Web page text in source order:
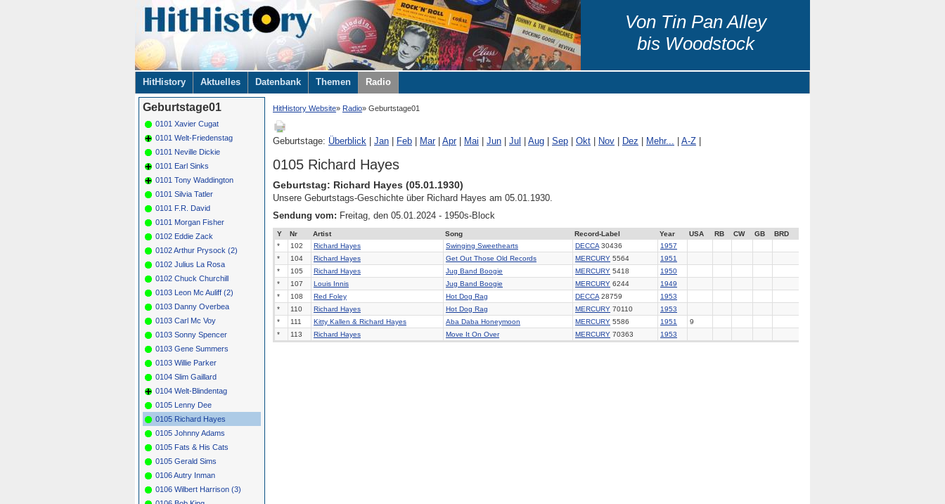
Von Tin Pan Alley
bis Woodstock
Navigation
überspringen
HitHistory Aktuelles Datenbank Themen Radio
HitHistory Website Radio Geburtstage01
Geburtstage: Überblick Jan Feb Mar| Apr| Mai Jun Jul Aug Sep Okt Nov Dez Mehr... A-Z
0105 Richard Hayes
Geburtstag: Richard Hayes (05.01.1930)
Unsere Geburtstags-Geschichte über Richard Hayes am 05.01.1930.
Sendung vom: Freitag, den 05.01.2024 - 1950s-Block
Y Nr Artist Song Record-Label Year USA RB CW GB
BRD
*
102 Richard Hayes Swinging Sweethearts DECCA30436
1957
*
104 Richard Hayes Get Out Those Old Records MERCURY 5564
1951
*
105 Richard Hayes Jug Band Boogie MERCURY 5418
1950
*
107 Louis Innis Jug Band Boogie MERCURY 6244
1949
*
108 Red Foley Hot Dog Rag DECCA28759
1953
*
110 Richard Hayes Hot Dog Rag MERCURY 70110
1953
*
111 Kitty Kallen & Richard Hayes Aba Daba Honeymoon MERCURY 5586 1951
9
*
113 Richard Hayes Move It On Over MERCURY 70363 1953
Geburtstage01
0101 Xavier Cugat
0101 Welt-Friedenstag
0101 Neville Dickie
0101 Earl Sinks
0101 Tony Waddington
0101 Silvia Tatler
0101 F.R. David
0101 Morgan Fisher
0102 Eddie Zack
0102 Arthur Prysock (2)
0102 Julius La Rosa
0102 Chuck Churchill
0103 Leon Mc Auliff (2)
0103 Danny Overbea
0103 Carl Mc Voy
0103 Sonny Spencer
0103 Gene Summers
0103 Willie Parker
0104 Slim Gaillard
0104 Welt-Blindentag
0105 Lenny Dee
0105 Richard Hayes
0105 Johnny Adams
0105 Fats & His Cats
0105 Gerald Sims
0106 Autry Inman
0106 Wilbert Harrison (3)